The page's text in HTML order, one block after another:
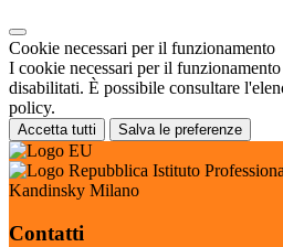
Cookie necessari per il funzionamento
I cookie necessari per il funzionamento
disabilitati. È possibile consultare
policy.
Accetta tutti Salva le preferenze
Istituto
Kandinsky Milano
Contatti